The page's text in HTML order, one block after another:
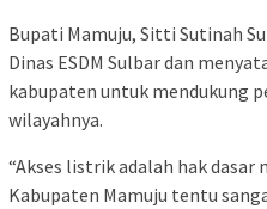
Bupati Mamuju, Sitti Sutinah
Dinas ESDM Sulbar dan
kabupaten untuk mendukung
wilayahnya.
“Akses listrik adalah hak
Kabupaten Mamuju tentu